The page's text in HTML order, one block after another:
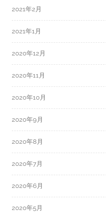
2021年2月
2021年1月
2020年12月
2020年11月
2020年10月
2020年9月
2020年8月
2020年7月
2020年6月
2020年5月